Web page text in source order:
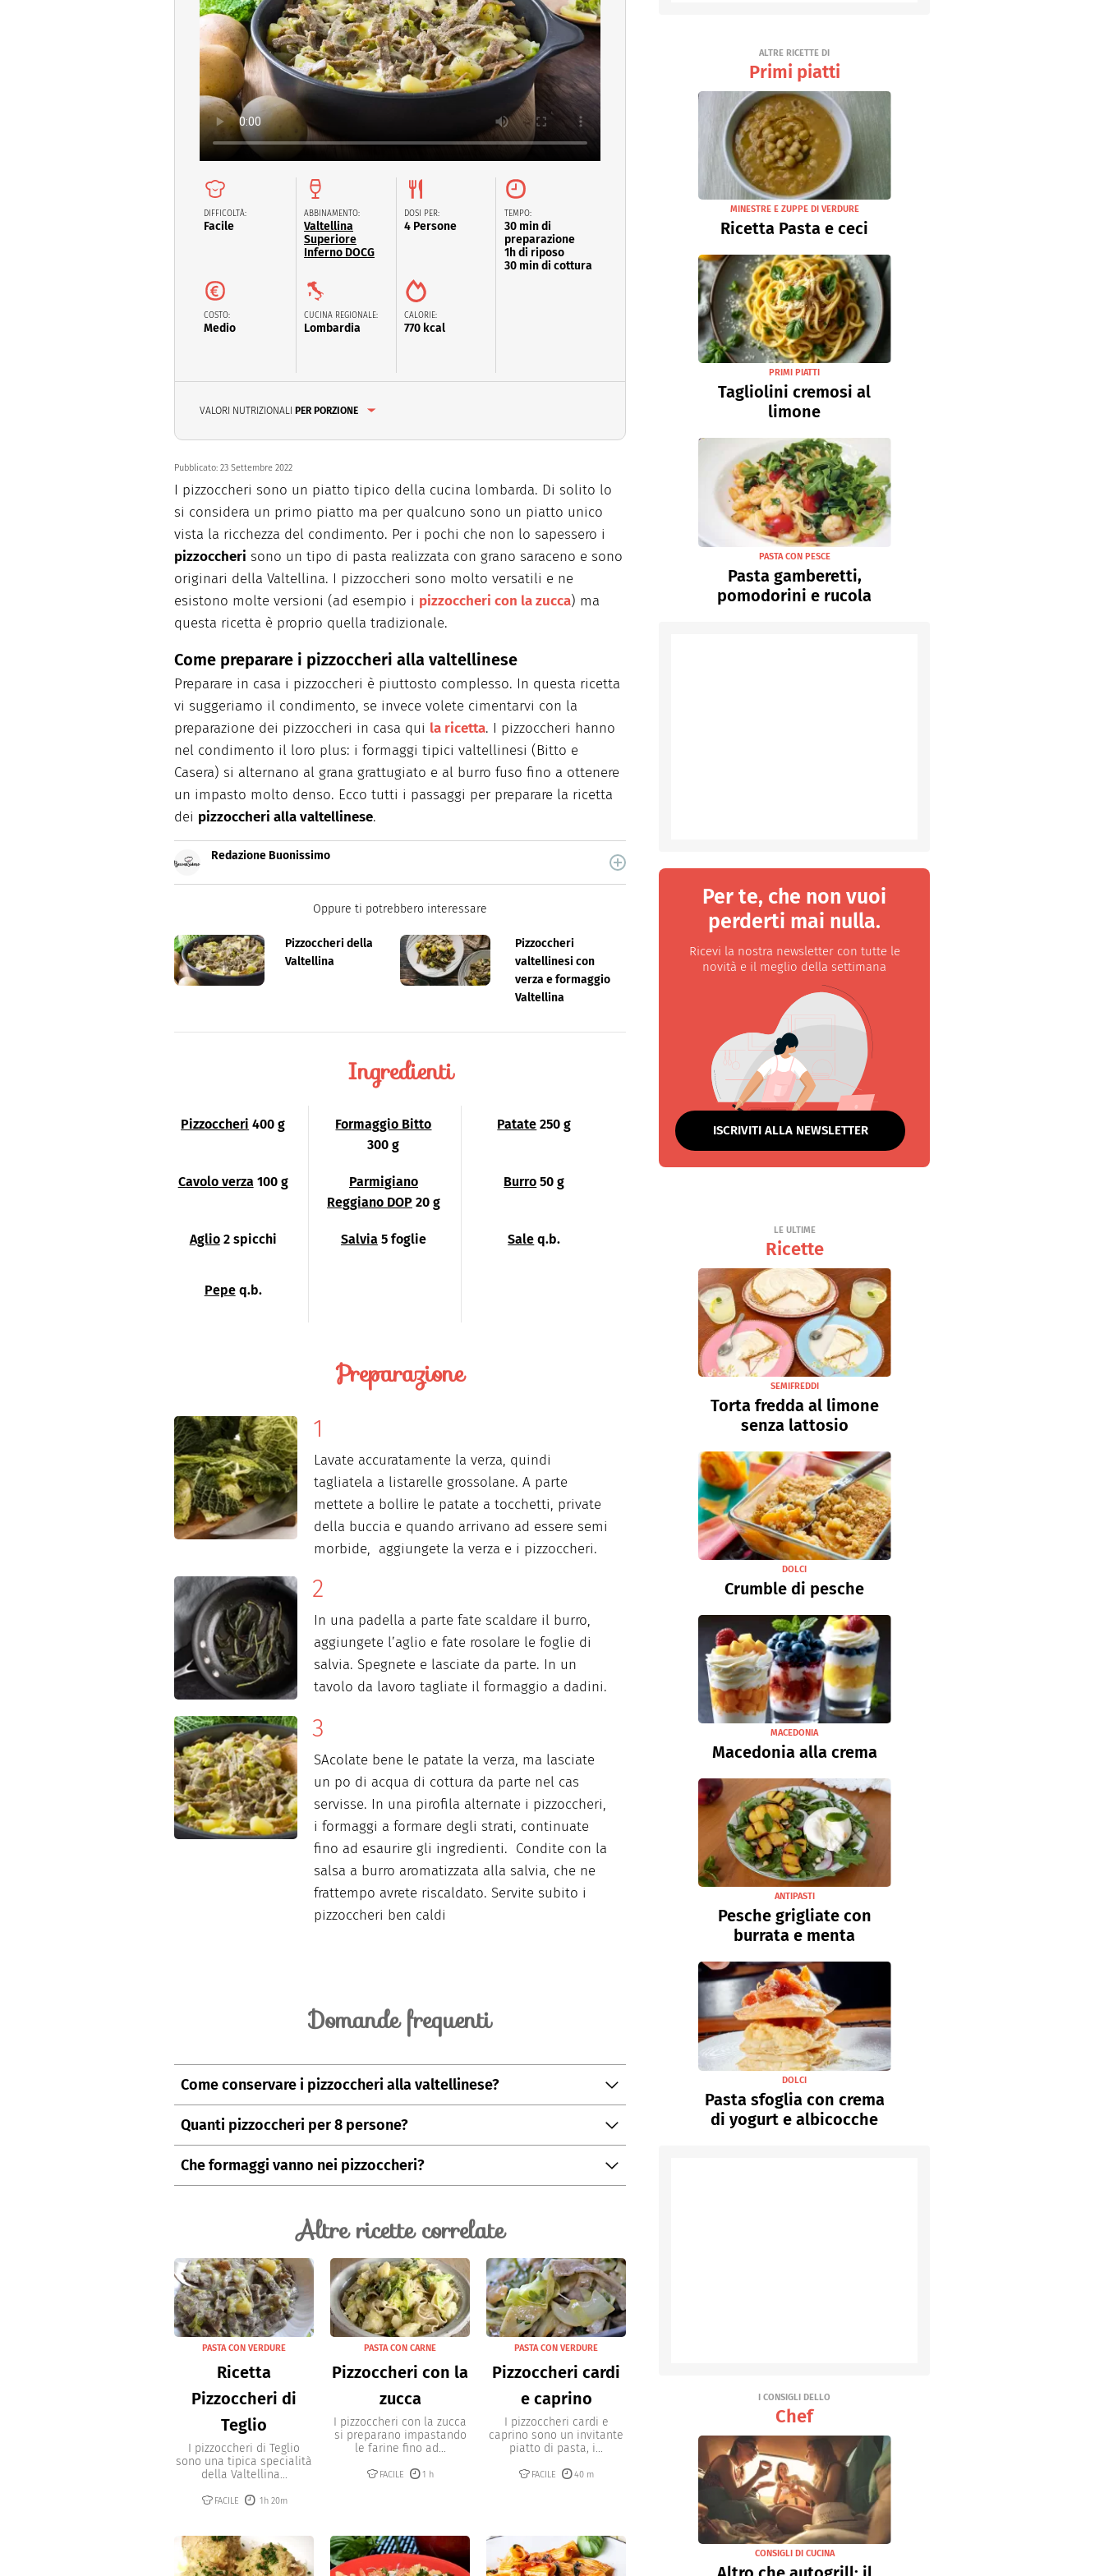
Dolci Pasqua
San Valentino
DIFFICOLTÀ:
Facile
ABBINAMENTO:
Valtellina
Superiore
Inferno DOCG
COSTO:
Medio
CUCINA REGIONALE:
Lombardia
DOSI PER:
4 Persone
CALORIE:
770 kcal
TEMPO:
30 min di
preparazione
1h di riposo
30 min di cottura
VALORI NUTRIZIONALI PER PORZIONE
Pubblicato: 23 Settembre 2022
I pizzoccheri sono un piatto tipico della cucina lombarda. Di solito lo
si considera un primo piatto ma per qualcuno sono un piatto unico
vista la ricchezza del condimento. Per i pochi che non lo sapessero i
pizzoccheri sono un tipo di pasta realizzata con grano saraceno e sono
originari della Valtellina. I pizzoccheri sono molto versatili e ne
esistono molte versioni (ad esempio i pizzoccheri con la zucca) ma
questa ricetta è proprio quella tradizionale.
Come preparare i pizzoccheri alla valtellinese
Preparare in casa i pizzoccheri è piuttosto complesso. In questa ricetta
vi suggeriamo il condimento, se invece volete cimentarvi con la
preparazione dei pizzoccheri in casa qui la ricetta. I pizzoccheri hanno
nel condimento il loro plus: i formaggi tipici valtellinesi (Bitto e
Casera) si alternano al grana grattugiato e al burro fuso fino a ottenere
un impasto molto denso. Ecco tutti i passaggi per preparare la ricetta
dei pizzoccheri alla valtellinese.
Redazione Buonissimo
Buonissimo è il magazine di cucina di Italiaonline nel quale trovi idee veloci,
facili e spiegate passo passo.
Oppure ti potrebbero interessare
Pizzoccheri della
Valtellina
Pizzoccheri
valtellinesi con
verza e formaggio
Valtellina
Ingredienti
Pizzoccheri 400 g
Formaggio Bitto
300 g
Patate 250 g
Cavolo verza 100 g
Parmigiano
Reggiano DOP 20 g
Burro 50 g
Aglio 2 spicchi Salvia 5 foglie Sale q.b.
Pepe q.b.
Preparazione
Lavate accuratamente la verza, quindi
tagliatela a listarelle grossolane. A parte
mettete a bollire le patate a tocchetti, private
della buccia e quando arrivano ad essere semi
morbide, aggiungete la verza e i pizzoccheri.
In una padella a parte fate scaldare il burro,
aggiungete l’aglio e fate rosolare le foglie di
salvia. Spegnete e lasciate da parte. In un
tavolo da lavoro tagliate il formaggio a dadini.
SAcolate bene le patate la verza, ma lasciate
un po di acqua di cottura da parte nel cas
servisse. In una pirofila alternate i pizzoccheri,
i formaggi a formare degli strati, continuate
fino ad esaurire gli ingredienti. Condite con la
salsa a burro aromatizzata alla salvia, che ne
frattempo avrete riscaldato. Servite subito i
pizzoccheri ben caldi
Domande frequenti
Come conservare i pizzoccheri alla valtellinese?
Si consiglia, dopo averli preparati, di conservare l'impasto in frigorifero per
massimo 1 giorno in un contenitore ben coperto da pellicola per alimenti.
Invece, si consiglia la conservazione in frigo o in freezer una volta cotti.
Quanti pizzoccheri per 8 persone?
Per 8 persone si consiglia generalmente una quantità di 800 grammi di
Che formaggi vanno nei pizzoccheri?
il Valtellina Casera DOP tagliato fine e a striscioline. In aggiunta come
condimento si consiglia di utilizzare il formaggio grana grattugiato.
Altre ricette correlate
PASTA CON VERDURE
Ricetta
Pizzoccheri di
Teglio
I pizzoccheri di Teglio
sono una tipica specialità
della Valtellina...
FACILE 1h 20m
PASTA CON CARNE
Pizzoccheri con la
zucca
I pizzoccheri con la zucca
si preparano impastando
le farine fino ad...
FACILE 1 h
PASTA CON VERDURE
Pizzoccheri cardi
e caprino
I pizzoccheri cardi e
caprino sono un invitante
piatto di pasta, i...
FACILE 40 m
ALTRE RICETTE DI
Primi piatti
MINESTRE E ZUPPE DI VERDURE
Ricetta Pasta e ceci
PRIMI PIATTI
Tagliolini cremosi al
limone
PASTA CON PESCE
Pasta gamberetti,
pomodorini e rucola
Per te, che non vuoi
perderti mai nulla.
Ricevi la nostra newsletter con tutte le
novità e il meglio della settimana
ISCRIVITI ALLA NEWSLETTER
LE ULTIME
Ricette
SEMIFREDDI
Torta fredda al limone
senza lattosio
DOLCI
Crumble di pesche
MACEDONIA
Macedonia alla crema
ANTIPASTI
Pesche grigliate con
burrata e menta
DOLCI
Pasta sfoglia con crema
di yogurt e albicocche
I CONSIGLI DELLO
Chef
CONSIGLI DI CUCINA